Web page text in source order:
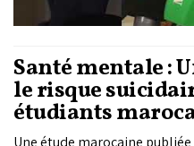
Santé mentale :
le risque
étudiants
Une étude marocaine